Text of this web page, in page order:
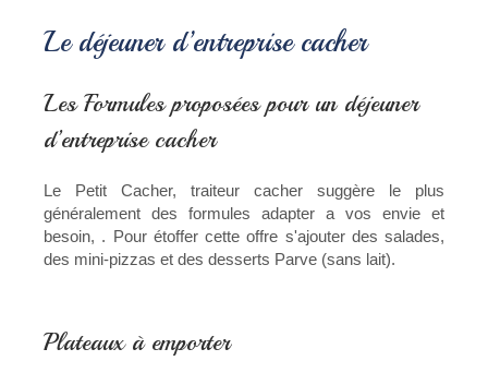
Le déjeuner d’entreprise cacher
Les Formules proposées pour un déjeuner
d’entreprise cacher
Le Petit Cacher, traiteur cacher suggère le plus
généralement des formules adapter a vos envie et
besoin, . Pour étoffer cette offre s'ajouter des salades,
des mini-pizzas et des desserts Parve (sans lait).
Plateaux à emporter